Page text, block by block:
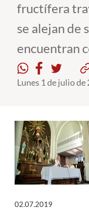
Estudiantes
Académicos
Funcionarios
Alumni
fructífera
se alejan de
encuentran
Lunes 1 de julio de
02.07.2019